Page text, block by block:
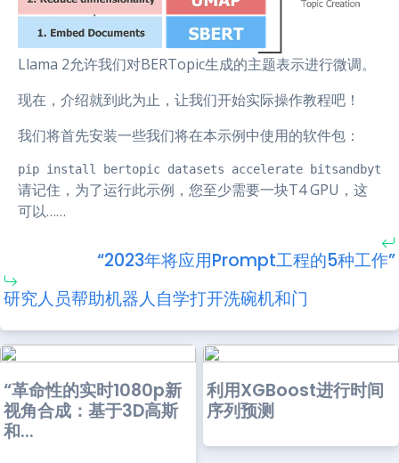
Llama 2允许我们对BERTopic生成的主题表示进行微调。
现在，介绍就到此为止，让我们开始实际操作教程吧！
我们将首先安装一些我们将在本示例中使用的软件包：
pip install bertopic datasets accelerate bitsandbytes
请记住，为了运行此示例，您至少需要一块T4 GPU，这
可以……
“2023年将应用Prompt工程的5种工作”
研究人员帮助机器人自学打开洗碗机和门
“革命性的实时1080p新
视角合成：基于3D高斯
和...
利用XGBoost进行时间
序列预测